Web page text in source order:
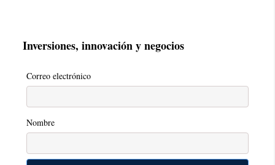
Inversiones, innovación y negocios
Correo electrónico
Nombre